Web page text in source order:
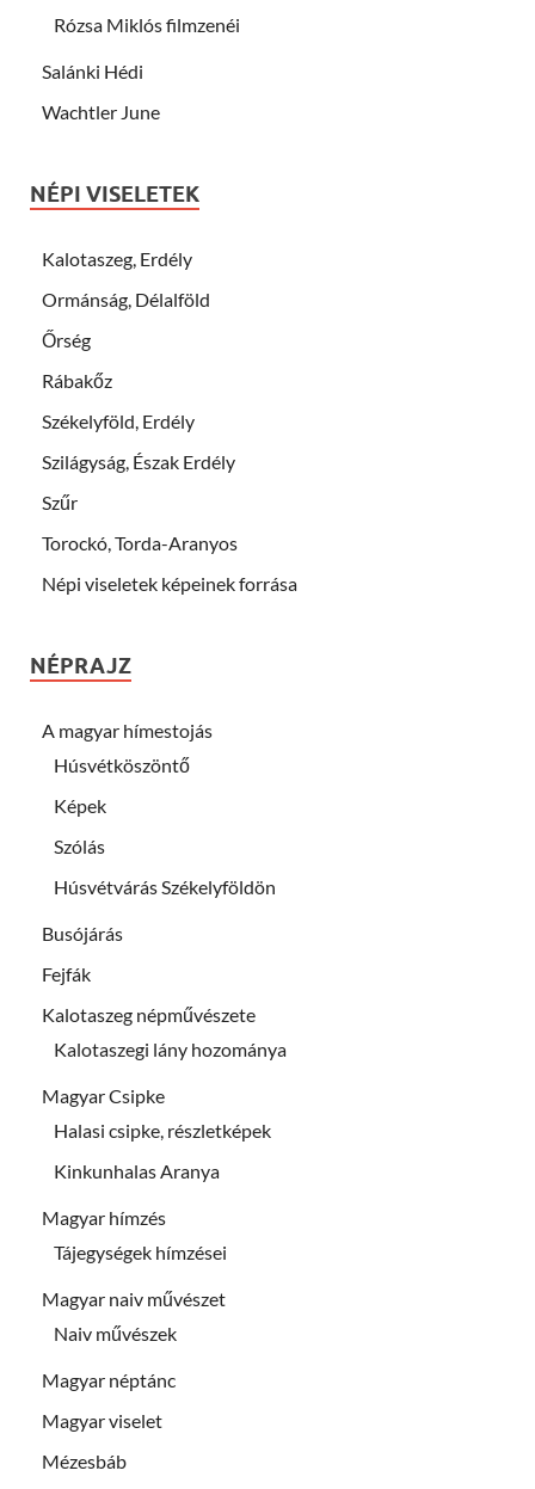
Rózsa Miklós filmzenéi
Salánki Hédi
Wachtler June
NÉPI VISELETEK
Kalotaszeg, Erdély
Ormánság, Délalföld
Őrség
Rábakőz
Székelyföld, Erdély
Szilágyság, Észak Erdély
Szűr
Torockó, Torda-Aranyos
Népi viseletek képeinek forrása
NÉPRAJZ
A magyar hímestojás
Húsvétköszöntő
Képek
Szólás
Húsvétvárás Székelyföldön
Busójárás
Fejfák
Kalotaszeg népművészete
Kalotaszegi lány hozománya
Magyar Csipke
Halasi csipke, részletképek
Kinkunhalas Aranya
Magyar hímzés
Tájegységek hímzései
Magyar naiv művészet
Naiv művészek
Magyar néptánc
Magyar viselet
Mézesbáb